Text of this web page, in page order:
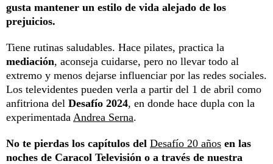
gusta mantener un estilo de vida alejado de los
prejuicios.
Tiene rutinas saludables. Hace pilates, practica la
mediación, aconseja cuidarse, pero no llevar todo al
extremo y menos dejarse influenciar por las redes sociales.
Los televidentes pueden verla a partir del 1 de abril como
anfitriona del Desafío 2024, en donde hace dupla con la
experimentada Andrea Serna.
No te pierdas los capítulos del Desafío 20 años en las
noches de Caracol Televisión o a través de nuestra